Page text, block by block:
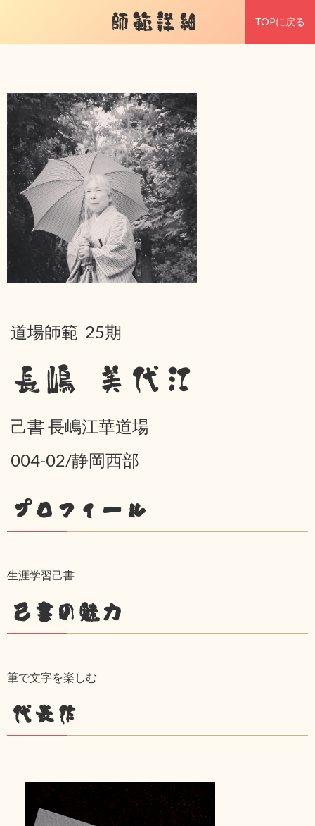
師範詳細 TOPに戻る
道場師範 25期
長嶋 美代江
己書 長嶋江華道場
004-02/静岡西部
プロフィール
生涯学習己書
己書の魅力
筆で文字を楽しむ
代表作